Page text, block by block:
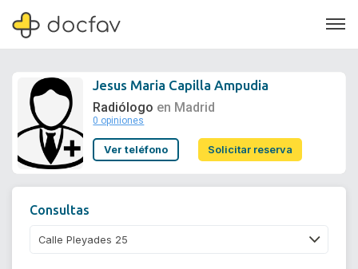
Soporte
Jesus Maria Capilla Ampudia
Radiólogo en Madrid
0 opiniones
Ver teléfono Solicitar reserva
Consultas